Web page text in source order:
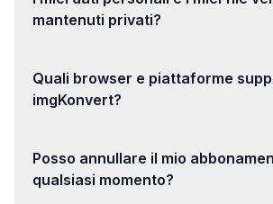
mantenuti privati?
Quali browser e piattaforme
imgKonvert?
Posso annullare il mio
qualsiasi momento?